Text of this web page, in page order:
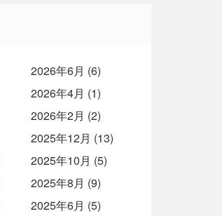
2026年6月 (6)
2026年4月 (1)
2026年2月 (2)
2025年12月 (13)
2025年10月 (5)
2025年8月 (9)
2025年6月 (5)